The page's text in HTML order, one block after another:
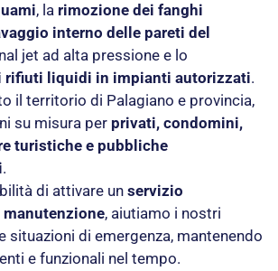
, la rimozione dei fanghi
interno delle pareti del
jet ad alta pressione e lo
rifiuti liquidi in impianti autorizzati.
il territorio di Palagiano e provincia,
su misura per privati, condomini,
turistiche e pubbliche
.
di attivare un servizio
, aiutiamo i nostri
situazioni di emergenza, mantenendo
e funzionali nel tempo.